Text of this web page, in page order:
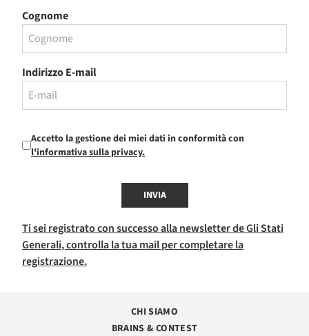
Cognome
Indirizzo E-mail
Accetto la gestione dei miei dati in conformità con
l'informativa sulla privacy.
INVIA
Ti sei registrato con successo alla newsletter de Gli Stati
Generali, controlla la tua mail per completare la
registrazione.
CHI SIAMO
BRAINS & CONTEST